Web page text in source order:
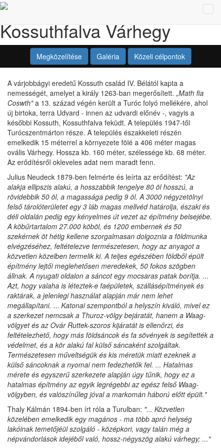
Kossuthfalva Várhegy
Megközelítése Galéria Közeli célpontok
A várjobbágyi eredetű Kossuth család IV. Bélától kapta a
nemességét, amelyet a király 1263-ban megerősített. „Math fia
Coswth"a 13. század végén került a Turóc folyó mellékére, ahol
új birtoka, terra Udvard - innen az udvardi előnév -, vagyis a
későbbi Kossuth, Kossuthfalva feküdt. A település 1947-től
Turócszentmárton része. A település északkeleti részén
emelkedik 15 méterrel a környezete fölé a 406 méter magas
ovális Várhegy. Hossza kb. 160 méter, szélessége kb. 68 méter.
Az erődítésről okleveles adat nem maradt fenn.
Julius Neudeck 1879-ben felmérte és leírta az erődítést: "Az
alakja ellipszis alakú, a hosszabbik tengelye 80 öl hosszú, a
rövidebbik 50 öl, a magassága pedig 9 öl. A 3000 négyzetölnyi
felső tárolóterületet egy 3 láb magas mellvéd határolja, északi és
déli oldalán pedig egy kényelmes út vezet az építmény belsejébe.
A köbűrtartalom 27.000 köböl, és 1200 embernek és 50
szekérnek öt hétig kellene szorgalmasan dolgoznia a földmunka
elvégzéséhez, feltételezve természetesen, hogy az anyagot a
közvetlen közelben termelik ki. A teljes egészében földből épült
építmény lejtői meglehetősen meredekek, 50 fokos szögben
állnak. A nyugati oldalon a sáncot egy mocsaras patak borítja. ...
Azt, hogy valaha is léteztek-e faépületek, szállásépítmények és
raktárak, a jelenlegi használat alapján már nem lehet
megállapítani. ... Katonai szempontból a helyszín kiváló, mivel ez
a szerkezet nemcsak a Thuroz-völgy bejáratát, hanem a Waag-
völgyet és az Ovár Ruttek-szoros kijáratát is ellenőrzi, és
feltételezhető, hogy más földsáncok és fa sövények is segítették a
védelmet, és a kör alakú fal külső sáncaként szolgáltak.
Természetesen műveltségük és kis méretük miatt ezeknek a
külső sáncoknak a nyomai nem fedezhetők fel. ... Hatalmas
mérete és egyszerű szerkezete alapján úgy tűnik, hogy ez a
hatalmas építmény az egyik legrégebbi az egész felső Waag-
völgyben, és valószínűleg jóval a markomán háború előtt épült."
Thaly Kálmán 1894-ben írt róla a Turulban: "... Közvetlen
közelében emelkedik egy magános - ma több apró helység
lakóinak temetőjéül szolgáló - középkori, vagy talán még a
népvándorlások idejéből való, hossz-négyszög alakú várhegy; ..."